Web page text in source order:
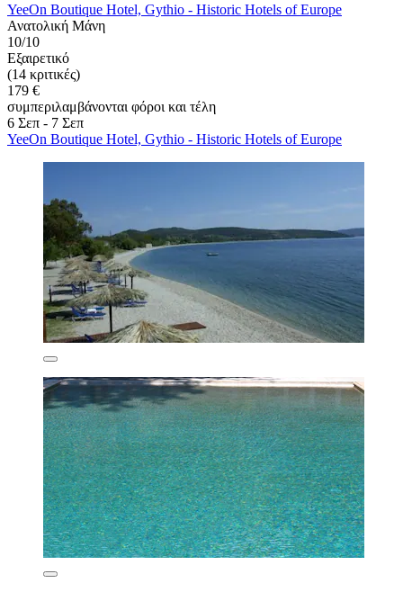
YeeOn Boutique Hotel, Gythio - Historic Hotels of Europe
Ανατολική Μάνη
10/10
Εξαιρετικό
(14 κριτικές)
179 €
συμπεριλαμβάνονται φόροι και τέλη
6 Σεπ - 7 Σεπ
YeeOn Boutique Hotel, Gythio - Historic Hotels of Europe